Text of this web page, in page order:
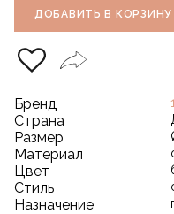
ДОБАВИТЬ В КОРЗИНУ
Бренд
Страна
Размер
Материал
Цвет
Стиль
Назначение